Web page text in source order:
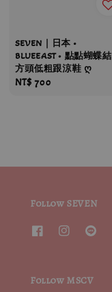
SEVEN｜日本 •
BLUEEAST • 點點蝴蝶結
方頭低粗跟涼鞋 ღ
Regular
NT$ 700
Follow SEVEN
Follow MSCV